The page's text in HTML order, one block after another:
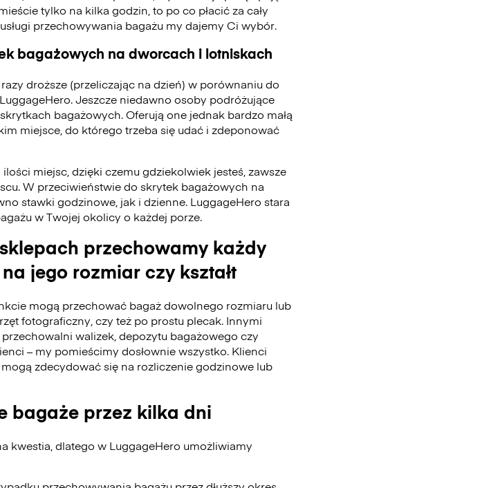
tylko na kilka godzin, to po co płacić za cały
przechowywania bagażu my dajemy Ci wybór.
bagażowych na dworcach i lotniskach
droższe (przeliczając na dzień) w porównaniu do
Jeszcze niedawno osoby podróżujące
bagażowych. Oferują one jednak bardzo małą
miejsce, do którego trzeba się udać i zdeponować
miejsc, dzięki czemu gdziekolwiek jesteś, zawsze
W przeciwieństwie do skrytek bagażowych na
stawki godzinowe, jak i dzienne. LuggageHero stara
w Twojej okolicy o każdej porze.
przechowamy każdy
jego rozmiar czy kształt
mogą przechować bagaż dowolnego rozmiaru lub
fotograficzny, czy też po prostu plecak. Innymi
walizek, depozytu bagażowego czy
– my pomieścimy dosłownie wszystko. Klienci
zdecydować się na rozliczenie godzinowe lub
bagaże przez kilka dni
kwestia, dlatego w LuggageHero umożliwiamy